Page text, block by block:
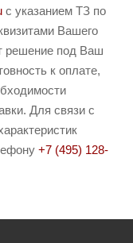
с указанием ТЗ по
Вашего
решение под Ваш
к оплате,
Для связи с
+7 (495) 128-